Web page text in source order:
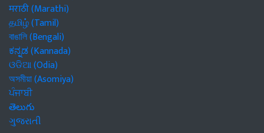
मराठी (Marathi)
தமிழ் (Tamil)
বাঙালি (Bengali)
ಕನ್ನಡ (Kannada)
ଓଡିଆ (Odia)
অসমীয়া (Asomiya)
ਪੰਜਾਬੀ
తెలుగు
ગુજરાતી